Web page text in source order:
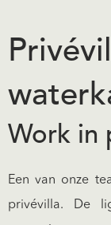
Work in
Een van onze
privévilla. De